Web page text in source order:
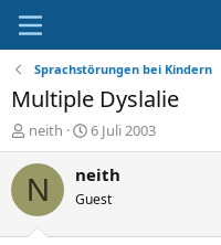
Sprachstörungen bei Kindern
Multiple Dyslalie
E
r
s
t
neith
E
r
s
e
6 Juli 2003
N neith
Guest